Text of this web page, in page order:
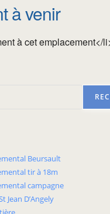
à venir
à cet emplacement</
Beursault
tir à 18m
campagne
Jean D’Angely